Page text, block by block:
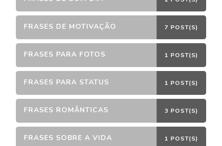
FRASES DE MOTIVAÇÃO 7 POST(S)
FRASES PARA FOTOS 1 POST(S)
FRASES PARA STATUS 1 POST(S)
FRASES ROMÂNTICAS 3 POST(S)
FRASES SOBRE A VIDA 1 POST(S)